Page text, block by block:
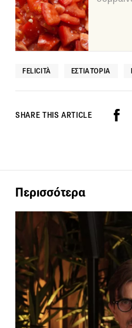
FELICITÀ ΕΣΤΙΑΤΌΡΙΑ
SHARE THIS ARTICLE
Περισσότερα